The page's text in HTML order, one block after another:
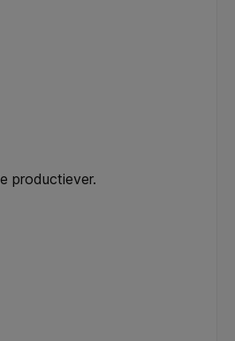
productiever.